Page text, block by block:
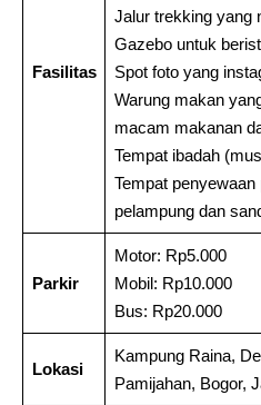
Fasilitas
Jalur trekking yang
Gazebo untuk
Spot foto yang
Warung makan
macam makanan
Tempat ibadah
Tempat
pelampung dan
Parkir
Motor: Rp5.000
Mobil: Rp10.000
Bus: Rp20.000
Lokasi
Kampung Raina,
Pamijahan, Bogor,